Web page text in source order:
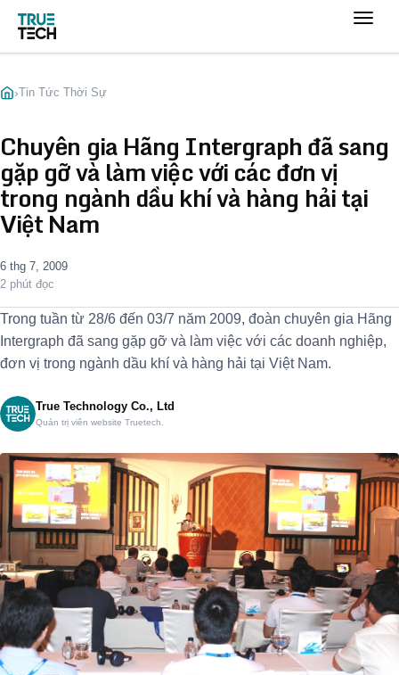
›Tin Tức Thời Sự
Chuyên gia Hãng Intergraph đã sang
gặp gỡ và làm việc với các đơn vị
trong ngành dầu khí và hàng hải tại
Việt Nam
6 thg 7, 2009
2 phút đọc
Trong tuần từ 28/6 đến 03/7 năm 2009, đoàn chuyên gia Hãng
Intergraph đã sang gặp gỡ và làm việc với các doanh nghiệp,
đơn vị trong ngành dầu khí và hàng hải tại Việt Nam.
True Technology Co., Ltd
Quản trị viên website Truetech.